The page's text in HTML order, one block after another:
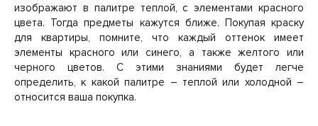
изображают в палитре теплой, с элементами красного
цвета. Тогда предметы кажутся ближе. Покупая краску
для квартиры, помните, что каждый оттенок имеет
элементы красного или синего, а также желтого или
черного цветов. С этими знаниями будет легче
определить, к какой палитре – теплой или холодной –
относится ваша покупка.